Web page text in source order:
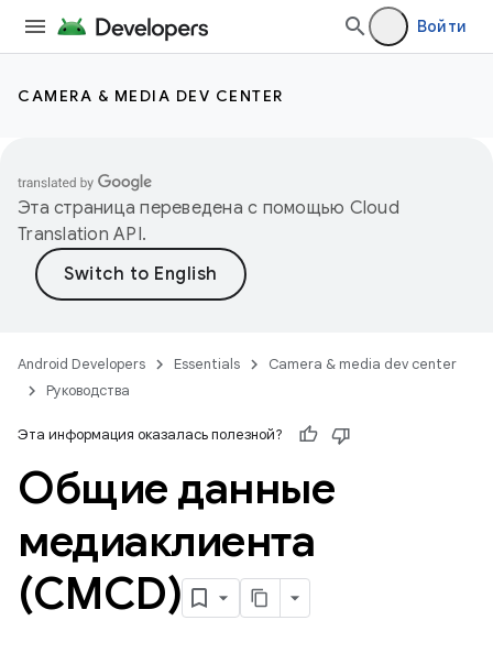
Войти
CAMERA & MEDIA DEV CENTER
Эта страница переведена с помощью Cloud
Translation API.
Android Developers Essentials
Camera & media dev center
Руководства
Эта информация оказалась полезной?
Общие данные
медиаклиента
(CMCD)